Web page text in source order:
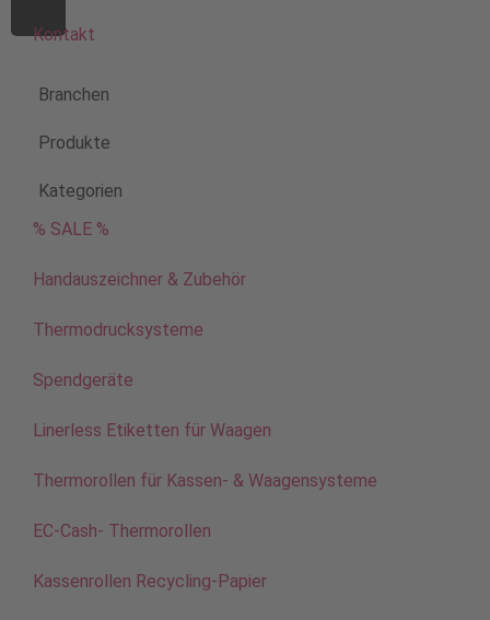
Kontakt
Branchen
Produkte
Kategorien
% SALE %
Handauszeichner & Zubehör
Thermodrucksysteme
Spendgeräte
Linerless Etiketten für Waagen
Thermorollen für Kassen- & Waagensysteme
EC-Cash- Thermorollen
Kassenrollen Recycling-Papier